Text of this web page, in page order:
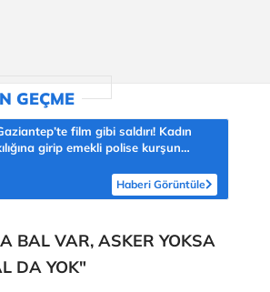
film gibi saldırı! Kadın
girip emekli polise kurşun
Haberi Görüntüle
BAL VAR, ASKER YOKSA
DA YOK"